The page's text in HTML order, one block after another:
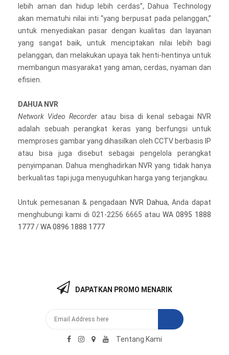
lebih aman dan hidup lebih cerdas”, Dahua Technology
akan mematuhi nilai inti “yang berpusat pada pelanggan,”
untuk menyediakan pasar dengan kualitas dan layanan
yang sangat baik, untuk menciptakan nilai lebih bagi
pelanggan, dan melakukan upaya tak henti-hentinya untuk
membangun masyarakat yang aman, cerdas, nyaman dan
efisien.
DAHUA NVR
Network Video Recorder atau bisa di kenal sebagai NVR
adalah sebuah perangkat keras yang berfungsi untuk
memproses gambar yang dihasilkan oleh CCTV berbasis IP
atau bisa juga disebut sebagai pengelola perangkat
penyimpanan. Dahua menghadirkan NVR yang tidak hanya
berkualitas tapi juga menyuguhkan harga yang terjangkau.
Untuk pemesanan & pengadaan NVR Dahua, Anda dapat
menghubungi kami di 021-2256 6665 atau WA 0895 1888
1777/WA 0896 1888 1777
DAPATKAN PROMO MENARIK
Tentang Kami